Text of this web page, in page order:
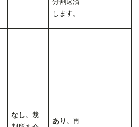
します。
なし。裁
あり 。再